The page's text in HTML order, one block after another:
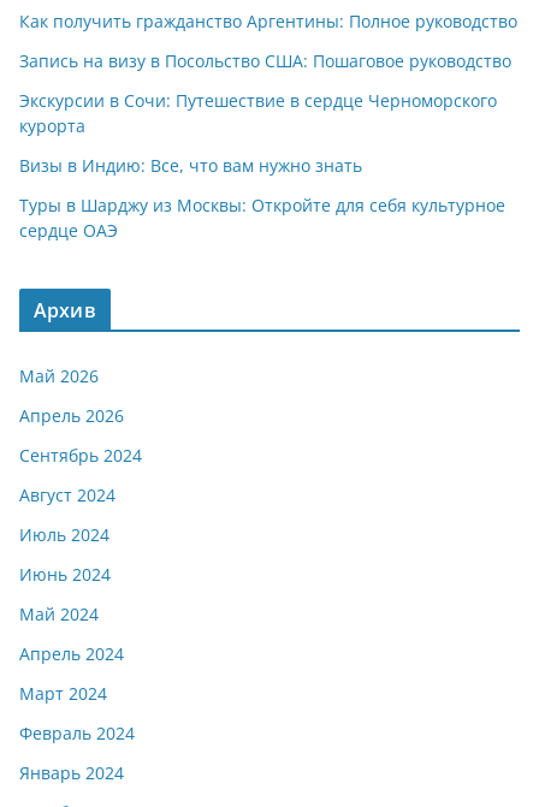
Как получить гражданство Аргентины: Полное руководство
Запись на визу в Посольство США: Пошаговое руководство
Экскурсии в Сочи: Путешествие в сердце Черноморского
курорта
Визы в Индию: Все, что вам нужно знать
Туры в Шарджу из Москвы: Откройте для себя культурное
сердце ОАЭ
Архив
Май 2026
Апрель 2026
Сентябрь 2024
Август 2024
Июль 2024
Июнь 2024
Май 2024
Апрель 2024
Март 2024
Февраль 2024
Январь 2024